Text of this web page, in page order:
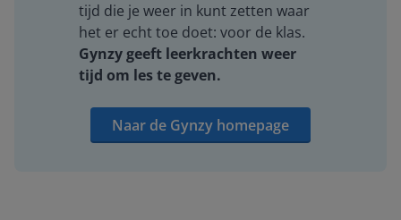
tijd die je weer in kunt zetten waar
het er echt toe doet: voor de klas.
Gynzy geeft leerkrachten weer
tijd om les te geven.
Naar de Gynzy homepage